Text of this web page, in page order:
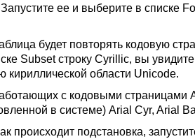
ее и выберите в списке
будет повторять кодовую
Subset строку Cyrillic, вы
кириллической области Unicode.
с кодовыми страницами
в системе) Arial Cyr, Arial
происходит подстановка,